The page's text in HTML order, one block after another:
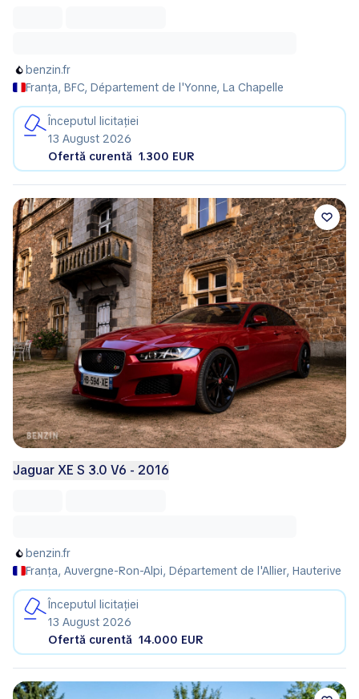
benzin.fr
Franța, BFC, Département de l'Yonne, La Chapelle
Începutul licitației
13 August 2026
Ofertă curentă 1.300 EUR
Jaguar XE S 3.0 V6 - 2016
benzin.fr
Franța, Auvergne-Ron-Alpi, Département de l'Allier, Hauterive
Începutul licitației
13 August 2026
Ofertă curentă 14.000 EUR